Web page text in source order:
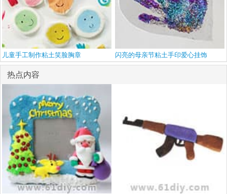
儿童手工制作粘土笑脸胸章 闪亮的母亲节粘土手印爱心挂饰
热点内容